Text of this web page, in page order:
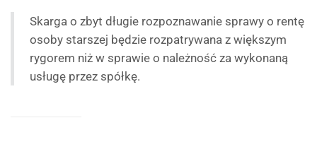
Skarga o zbyt długie rozpoznawanie sprawy o rentę
osoby starszej będzie rozpatrywana z większym
rygorem niż w sprawie o należność za wykonaną
usługę przez spółkę.